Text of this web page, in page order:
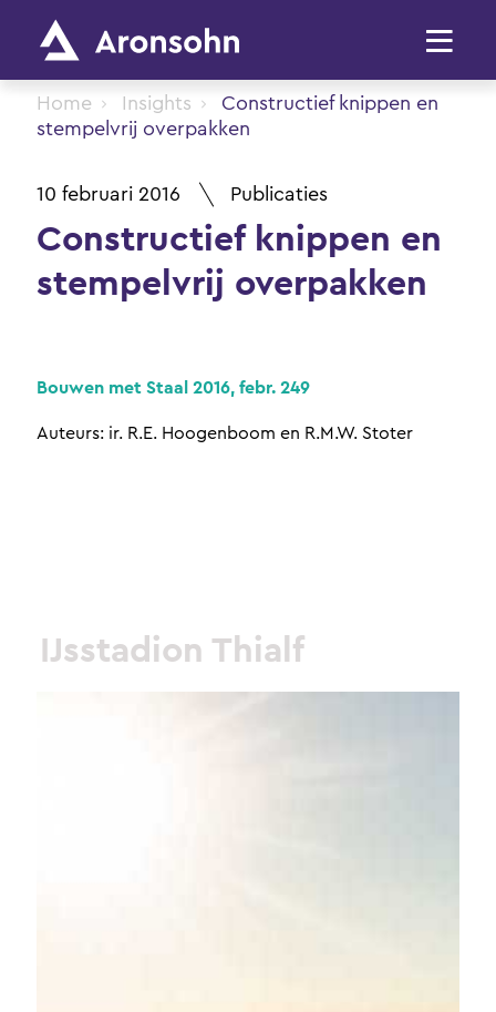
Home Insights
Constructief knippen en
stempelvrij overpakken
10 februari 2016 Publicaties
Constructief knippen en
stempelvrij overpakken
Bouwen met Staal 2016, febr. 249
Auteurs: ir. R.E. Hoogenboom en R.M.W. Stoter
IJsstadion Thialf